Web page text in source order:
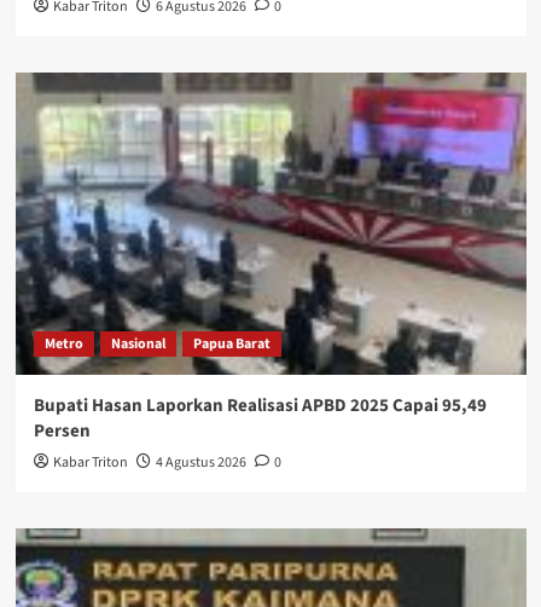
Kabar Triton 6 Agustus 2026 0
Metro Nasional Papua Barat
Bupati Hasan Laporkan Realisasi APBD 2025 Capai 95,49
Persen
Kabar Triton 4 Agustus 2026 0